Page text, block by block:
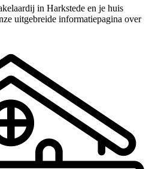
in Harkstede en je huis
uitgebreide informatiepagina over